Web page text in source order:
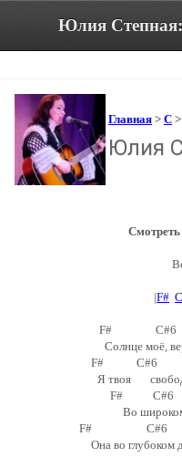
Главная > С >
Юлия
Смотреть
|F#
F#
Солнце моё,
F#
Я твоя
F#
Во
F# C#6
Она во